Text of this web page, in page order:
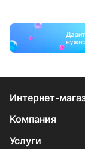
Интернет-
Компания
Услуги